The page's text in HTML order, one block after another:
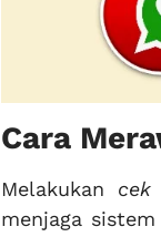
Cara
Melakukan
menjaga